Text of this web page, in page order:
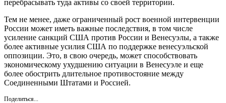
перебрасывать туда активы со своей территории.
Тем не менее, даже ограниченный рост военной интервенции
России может иметь важные последствия, в том числе
усиление санкций США против России и Венесуэлы, а также
более активные усилия США по поддержке венесуэльской
оппозиции. Это, в свою очередь, может способствовать
экономическому ухудшению ситуации в Венесуэле и еще
более обострить длительное противостояние между
Соединенными Штатами и Россией.
Поделиться...